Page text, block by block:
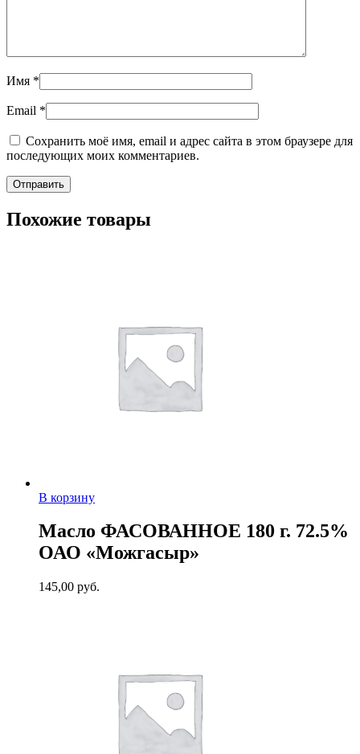
Имя *
Email *
Сохранить моё имя, email и адрес сайта в этом браузере для
последующих моих комментариев.
Похожие товары
В корзину
Масло ФАСОВАННОЕ 180 г. 72.5%
ОАО «Можгасыр»
145,00 руб.